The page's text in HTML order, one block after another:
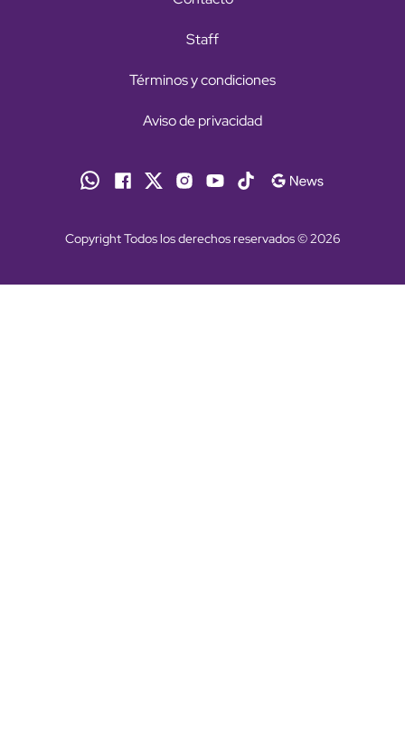
Staff
Términos y condiciones
Aviso de privacidad
Copyright Todos los derechos reservados © 2026